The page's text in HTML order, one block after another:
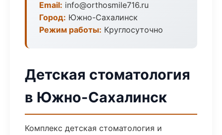
Email: info@orthosmile716.ru
Город: Южно-Сахалинск
Режим работы: Круглосуточно
Детская стоматология
в Южно-Сахалинск
Комплекс детская стоматология и